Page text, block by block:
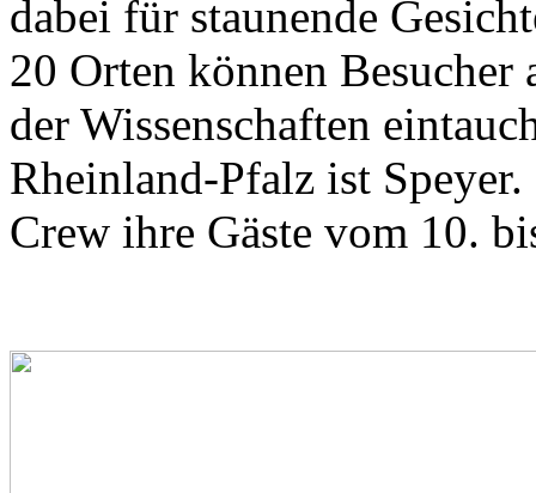
dabei für staunende
20 Orten können
der Wissenschaften
Rheinland-Pfalz ist
Crew ihre Gäste vom 10.